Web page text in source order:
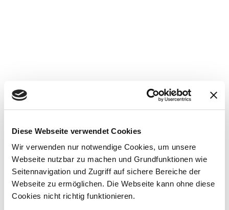
Diese Webseite verwendet Cookies
Wir verwenden nur notwendige Cookies, um unsere
Webseite nutzbar zu machen und Grundfunktionen wie
Seitennavigation und Zugriff auf sichere Bereiche der
Webseite zu ermöglichen. Die Webseite kann ohne diese
Cookies nicht richtig funktionieren.